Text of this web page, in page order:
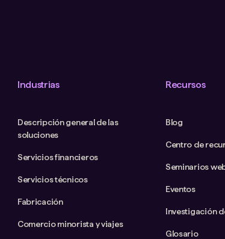
Industrias
Descripción general de las
soluciones
Servicios financieros
Servicios técnicos
Fabricación
Comercio minorista y viajes
Recursos
Blog
Centro de
Seminarios
Eventos
Investigación
Glosario